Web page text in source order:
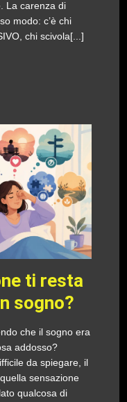
La carenza di
modo: c’è chi
chi scivola[...]
ti resta
sogno?
che il sogno era
addosso?
da spiegare, il
sensazione
qualcosa di